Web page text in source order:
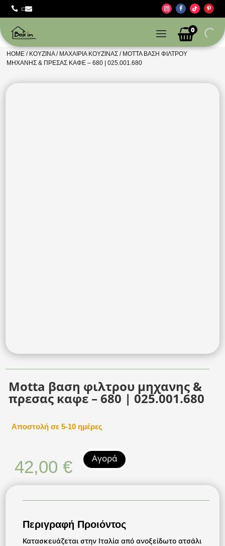
 
0
HOME / ΚΟΥΖΊΝΑ/ ΜΑΧΑΊΡΙΑ ΚΟΥΖΊΝΑΣ / MOTTA ΒΑΣΗ ΦΙΛΤΡΟΥ
ΜΗΧΑΝΗΣ & ΠΡΕΣΑΣ ΚΑΦΕ – 680 | 025.001.680
Motta βαση φιλτρου μηχανης &
πρεσας καφε – 680 | 025.001.680
Αποστολή σε 5-10 ημέρες
42,00€ Αγορά
Περιγραφή Προιόντος
Κατασκευάζεται στην Ιταλία από ανοξείδωτο ατσάλι